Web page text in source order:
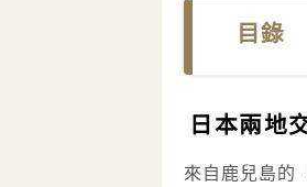
目錄
日本兩地
來自鹿兒島的